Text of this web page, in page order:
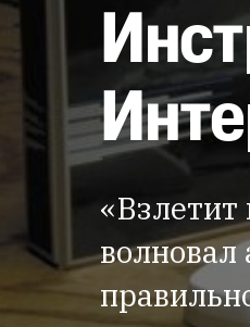
«Взлетит
волновал